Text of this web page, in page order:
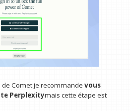
Comet je recommandevous
Perplexitymais cette étape est